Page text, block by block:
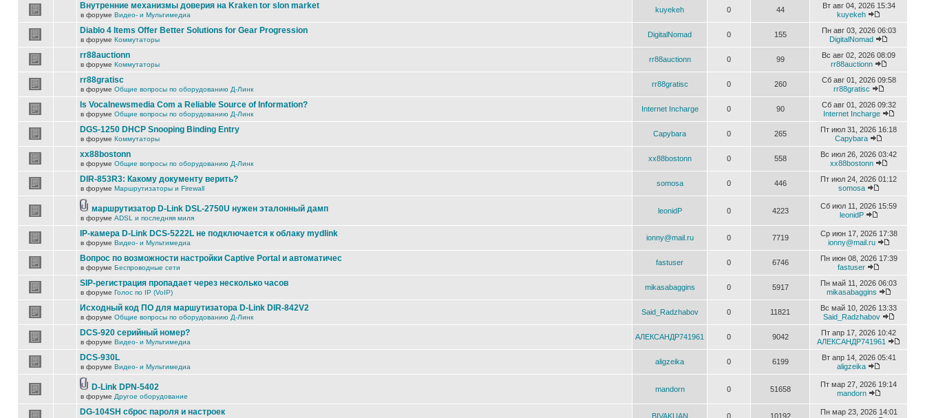
Внутренние механизмы доверия на Kraken tor slon market
в форуме Видео- и Мультимедиа
kuyekeh 0 44
Вт авг 04, 2026 15:34
kuyekeh
Diablo 4 Items Offer Better Solutions for Gear Progression
в форуме Коммутаторы
DigitalNomad 0 155
Пн авг 03, 2026 06:03
DigitalNomad
rr88auctionn
в форуме Коммутаторы
rr88auctionn 0 99
Вс авг 02, 2026 08:09
rr88auctionn
rr88gratisc
в форуме Общие вопросы по оборудованию Д-Линк
rr88gratisc 0 260
Сб авг 01, 2026 09:58
rr88gratisc
Is Vocalnewsmedia Com a Reliable Source of Information?
в форуме Общие вопросы по оборудованию Д-Линк
Internet Incharge 0 90
Сб авг 01, 2026 09:32
Internet Incharge
DGS-1250 DHCP Snooping Binding Entry
в форуме Коммутаторы
Capybara 0 265
Пт июл 31, 2026 16:18
Capybara
xx88bostonn
в форуме Общие вопросы по оборудованию Д-Линк
xx88bostonn 0 558
Вс июл 26, 2026 03:42
xx88bostonn
DIR-853R3: Какому документу верить?
в форуме Маршрутизаторы и Firewall
somosa 0 446
Пт июл 24, 2026 01:12
somosa
маршрутизатор D-Link DSL-2750U нужен эталонный дамп
в форуме ADSL и последняя миля
leonidP 0 4223
Сб июл 11, 2026 15:59
leonidP
IP-камера D-Link DCS-5222L не подключается к облаку mydlink
в форуме Видео- и Мультимедиа
ionny@mail.ru 0 7719
Ср июн 17, 2026 17:38
ionny@mail.ru
Вопрос по возможности настройки Captive Portal и автоматичес
в форуме Беспроводные сети
fastuser 0 6746
Пн июн 08, 2026 17:39
fastuser
SIP-регистрация пропадает через несколько часов
в форуме Голос по IP (VoIP)
mikasabaggins 0 5917
Пн май 11, 2026 06:03
mikasabaggins
Исходный код ПО для маршутизатора D-Link DIR-842V2
в форуме Общие вопросы по оборудованию Д-Линк
Said_Radzhabov 0 11821
Вс май 10, 2026 13:33
Said_Radzhabov
DCS-920 серийный номер?
в форуме Видео- и Мультимедиа
АЛЕКСАНДР741961 0 9042
Пт апр 17, 2026 10:42
АЛЕКСАНДР741961
DCS-930L
в форуме Видео- и Мультимедиа
aligzeika 0 6199
Вт апр 14, 2026 05:41
aligzeika
D-Link DPN-5402
в форуме Другое оборудование
mandorn 0 51658
Пт мар 27, 2026 19:14
mandorn
DG-104SH сброс пароля и настроек BIVAKUAN 0 10192
Пн мар 23, 2026 14:01